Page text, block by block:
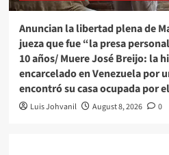
Anuncian la libertad plena de
jueza que fue “la presa
10 años/ Muere José Breijo: la
encarcelado en Venezuela por
encontró su casa ocupada por
Luis Johvanil August 8, 2026 0